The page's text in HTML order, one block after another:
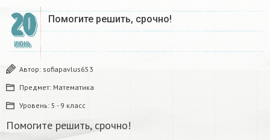
20
ИЮНЬ
Помогите решить, срочно!
Автор: sofiapavlus653
Предмет: Математика
Уровень: 5 - 9 класс
Помогите решить, срочно!